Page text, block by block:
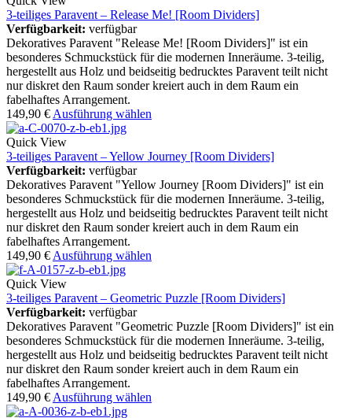
3-teiliges Paravent – Release Me! [Room Dividers]
Verfügbarkeit: verfügbar
Dekoratives Paravent "Release Me! [Room Dividers]" ist ein
besonderes Schmuckstück für die modernen Inneräume. 3-teilig,
hergestellt aus Holz und beidseitig bedrucktes Paravent teilt nicht
nur diskret den Raum sonder kreiert auch in dem Raum ein
fabelhaftes Arrangement.
149,90 € Ausführung wählen
Quick View
3-teiliges Paravent – Yellow Journey [Room Dividers]
Verfügbarkeit: verfügbar
Dekoratives Paravent "Yellow Journey [Room Dividers]" ist ein
besonderes Schmuckstück für die modernen Inneräume. 3-teilig,
hergestellt aus Holz und beidseitig bedrucktes Paravent teilt nicht
nur diskret den Raum sonder kreiert auch in dem Raum ein
fabelhaftes Arrangement.
149,90 € Ausführung wählen
Quick View
3-teiliges Paravent – Geometric Puzzle [Room Dividers]
Verfügbarkeit: verfügbar
Dekoratives Paravent "Geometric Puzzle [Room Dividers]" ist ein
besonderes Schmuckstück für die modernen Inneräume. 3-teilig,
hergestellt aus Holz und beidseitig bedrucktes Paravent teilt nicht
nur diskret den Raum sonder kreiert auch in dem Raum ein
fabelhaftes Arrangement.
149,90 € Ausführung wählen